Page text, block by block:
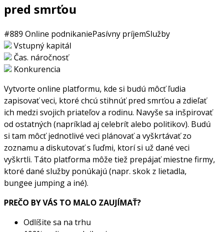
pred smrťou
#889 Online podnikaniePasívny príjemSlužby
Vstupný kapitál
Čas. náročnosť
Konkurencia
Vytvorte online platformu, kde si budú môcť ľudia
zapisovať veci, ktoré chcú stihnúť pred smrťou a zdieľať
ich medzi svojich priateľov a rodinu. Navyše sa inšpirovať
od ostatných (napríklad aj celebrít alebo politikov). Budú
si tam môcť jednotlivé veci plánovať a vyškrtávať zo
zoznamu a diskutovať s ľuďmi, ktorí si už dané veci
vyškrtli. Táto platforma môže tiež prepájať miestne firmy,
ktoré dané služby ponúkajú (napr. skok z lietadla,
bungee jumping a iné).
PREČO BY VÁS TO MALO ZAUJÍMAŤ?
Odlíšite sa na trhu